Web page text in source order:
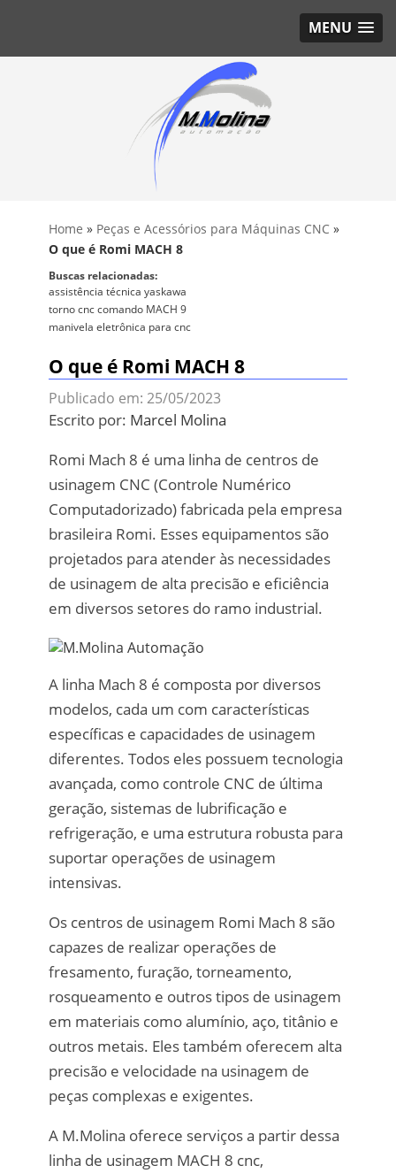
MENU
Home » Peças e Acessórios para Máquinas CNC »
O que é Romi MACH 8
Buscas relacionadas:
assistência técnica yaskawa
torno cnc comando MACH 9
manivela eletrônica para cnc
O que é Romi MACH 8
Publicado em: 25/05/2023
Escrito por: Marcel Molina
Romi Mach 8 é uma linha de centros de
usinagem CNC (Controle Numérico
Computadorizado) fabricada pela empresa
brasileira Romi. Esses equipamentos são
projetados para atender às necessidades
de usinagem de alta precisão e eficiência
em diversos setores do ramo industrial.
A linha Mach 8 é composta por diversos
modelos, cada um com características
específicas e capacidades de usinagem
diferentes. Todos eles possuem tecnologia
avançada, como controle CNC de última
geração, sistemas de lubrificação e
refrigeração, e uma estrutura robusta para
suportar operações de usinagem
intensivas.
Os centros de usinagem Romi Mach 8 são
capazes de realizar operações de
fresamento, furação, torneamento,
rosqueamento e outros tipos de usinagem
em materiais como alumínio, aço, titânio e
outros metais. Eles também oferecem alta
precisão e velocidade na usinagem de
peças complexas e exigentes.
A M.Molina oferece serviços a partir dessa
linha de usinagem MACH 8 cnc,